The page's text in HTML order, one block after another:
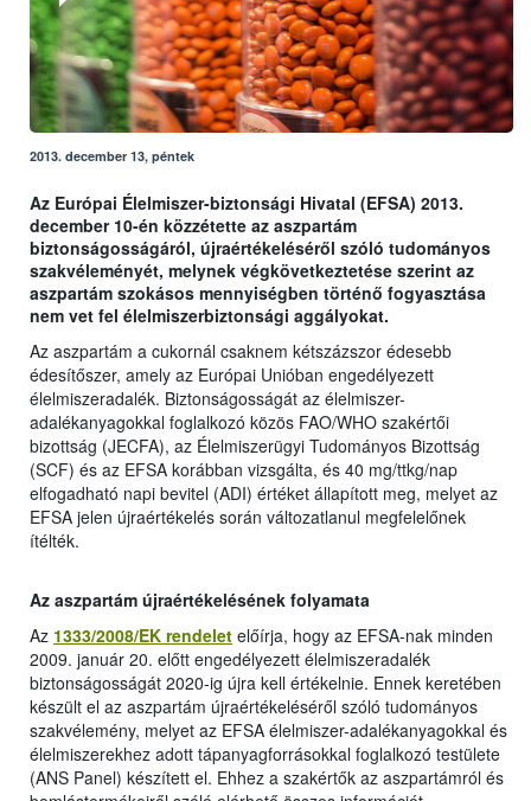
2013. december 13, péntek
Az Európai Élelmiszer-biztonsági Hivatal (EFSA) 2013.
december 10-én közzétette az aszpartám
biztonságosságáról, újraértékeléséről szóló tudományos
szakvéleményét, melynek végkövetkeztetése szerint az
aszpartám szokásos mennyiségben történő fogyasztása
nem vet fel élelmiszerbiztonsági aggályokat.
Az aszpartám a cukornál csaknem kétszázszor édesebb
édesítőszer, amely az Európai Unióban engedélyezett
élelmiszeradalék. Biztonságosságát az élelmiszer-
adalékanyagokkal foglalkozó közös FAO/WHO szakértői
bizottság (JECFA), az Élelmiszerügyi Tudományos Bizottság
(SCF) és az EFSA korábban vizsgálta, és 40 mg/ttkg/nap
elfogadható napi bevitel (ADI) értéket állapított meg, melyet az
EFSA jelen újraértékelés során változatlanul megfelelőnek
ítélték.
Az aszpartám újraértékelésének folyamata
Az 1333/2008/EK rendelet előírja, hogy az EFSA-nak minden
2009. január 20. előtt engedélyezett élelmiszeradalék
biztonságosságát 2020-ig újra kell értékelnie. Ennek keretében
készült el az aszpartám újraértékeléséről szóló tudományos
szakvélemény, melyet az EFSA élelmiszer-adalékanyagokkal és
élelmiszerekhez adott tápanyagforrásokkal foglalkozó testülete
(ANS Panel) készített el. Ehhez a szakértők az aszpartámról és